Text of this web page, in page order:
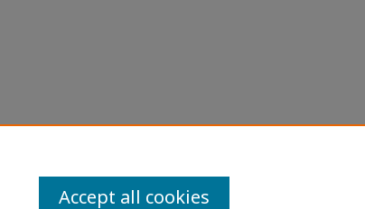
Accept all cookies